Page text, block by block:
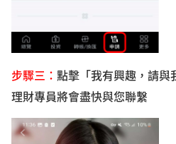
步驟三： 點擊「我有興趣，請與
理財專員將會盡快與您聯繫